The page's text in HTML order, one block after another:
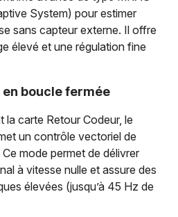
System) pour estimer
sans capteur externe. Il offre
élevé et une régulation fine
boucle fermée
la carte Retour Codeur, le
un contrôle vectoriel de
mode permet de délivrer
à vitesse nulle et assure des
élevées (jusqu’à 45 Hz de